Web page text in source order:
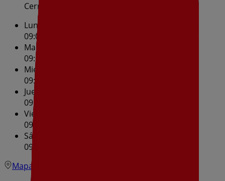
Cerrado
Lunes
09:00 - 21:30
Martes
09:00 - 21:30
Miércoles
09:00 - 21:30
Jueves
09:00 - 21:30
Viernes
09:00 - 21:30
Sábado
09:00 - 21:30
Mapa